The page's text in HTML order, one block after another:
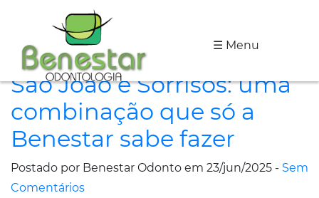
☰ Menu
A
Clínica
Especialidades
Depoimentos
São João e Sorrisos: uma
combinação que só a
Benestar sabe fazer
Postado por Benestar Odonto em 23/jun/2025 - Sem
Comentários